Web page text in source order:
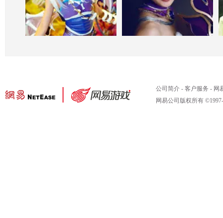
公司简介 - 客户服务 - 网
网易公司版权所有